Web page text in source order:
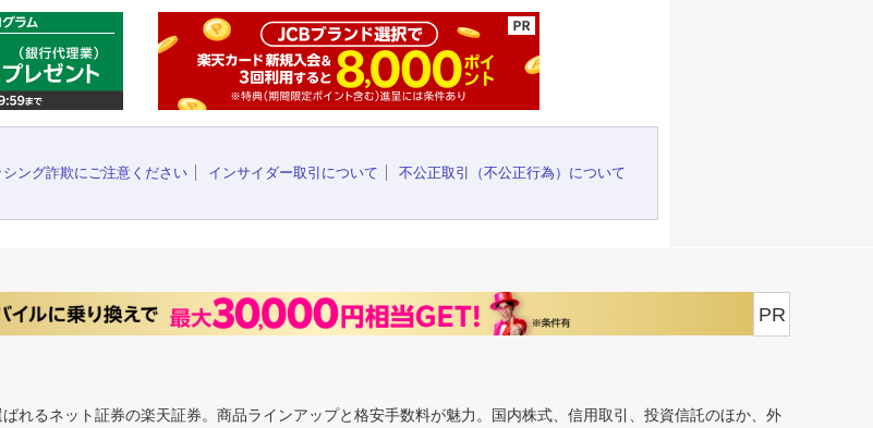
シング詐欺にご注意ください インサイダー取引について
不公正取引（不公正行為）について
PR
れるネット証券の楽天証券。商品ラインアップと格安手数料が魅力。国内株式、信用取引、投資信託のほか、外